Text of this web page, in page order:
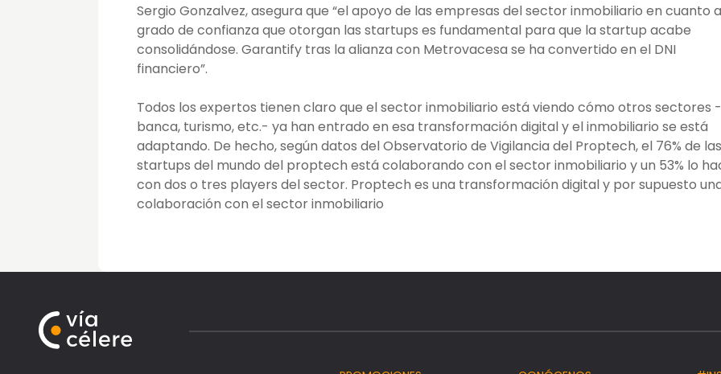
Sergio Gonzalvez, asegura que “el apoyo de las empresas del sector inmobiliario en cuanto
grado de confianza que otorgan las startups es fundamental para que la startup acabe
consolidándose. Garantify tras la alianza con Metrovacesa se ha convertido en el DNI
financiero”.
Todos los expertos tienen claro que el sector inmobiliario está viendo cómo otros sectores -
banca, turismo, etc.- ya han entrado en esa transformación digital y el inmobiliario se está
adaptando. De hecho, según datos del Observatorio de Vigilancia del Proptech, el 76% de las
startups del mundo del proptech está colaborando con el sector inmobiliario y un 53% lo
con dos o tres players del sector. Proptech es una transformación digital y por supuesto
colaboración con el sector inmobiliario